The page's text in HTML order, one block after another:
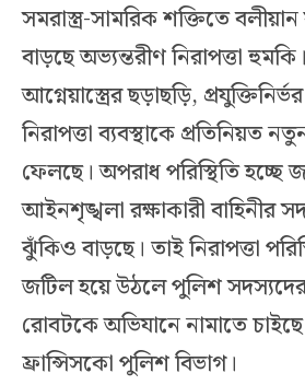
সমরাস্ত্র-সামরিক শক্তিতে বলীয়ান
বাড়ছে অভ্যন্তরীণ নিরাপত্তা
আগ্নেয়াস্ত্রের ছড়াছড়ি,
নিরাপত্তা ব্যবস্থাকে প্রতিনিয়ত
ফেলছে। অপরাধ পরিস্থিতি
আইনশৃঙ্খলা রক্ষাকারী বাহিনীর
ঝুঁকিও বাড়ছে। তাই নিরাপত্তা
জটিল হয়ে উঠলে পুলিশ
রোবটকে অভিযানে নামাতে চাইছে
ফ্রান্সিসকো পুলিশ বিভাগ।